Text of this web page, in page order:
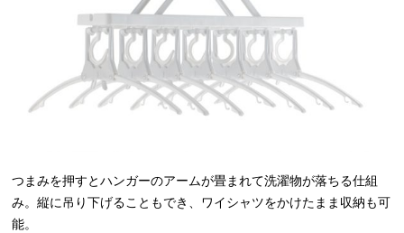
つまみを押すとハンガーのアームが畳まれて洗濯物が落ちる仕組
み。縦に吊り下げることもでき、ワイシャツをかけたまま収納も可
能。